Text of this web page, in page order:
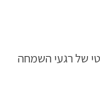
של רגעי השמחה